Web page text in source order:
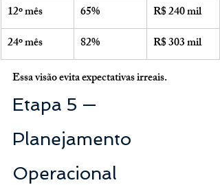
12º mês
65%
R$ 240 mil
24º mês
82%
R$ 303 mil
Essa visão evita expectativas irreais.
Etapa 5 —
Planejamento
Operacional